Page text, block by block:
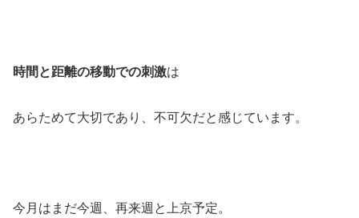
時間と距離の移動での刺激は
あらためて大切であり、不可欠だと感じています。
今月はまだ今週、再来週と上京予定。